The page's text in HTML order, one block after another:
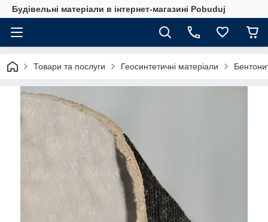
Будівельні матеріали в інтернет-магазині Pobuduj
Товари та послуги Геосинтетичні матеріали